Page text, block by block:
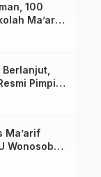
100
Ma’arif
Literasi
Pimpin
Ma’arif
Wonosobo